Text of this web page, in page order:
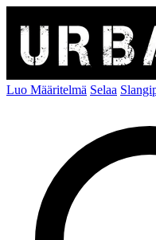
Luo Määritelmä Selaa